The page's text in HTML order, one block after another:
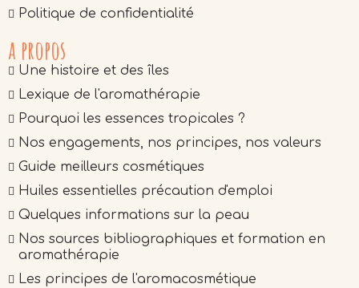
Politique de confidentialité
a propos
Une histoire et des îles
Lexique de l'aromathérapie
Pourquoi les essences tropicales ?
Nos engagements, nos principes, nos valeurs
Guide meilleurs cosmétiques
Huiles essentielles précaution d'emploi
Quelques informations sur la peau
Nos sources bibliographiques et formation en
aromathérapie
Les principes de l'aromacosmétique